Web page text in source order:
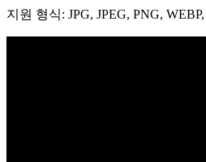
지원 형식: JPG, JPEG, PNG,